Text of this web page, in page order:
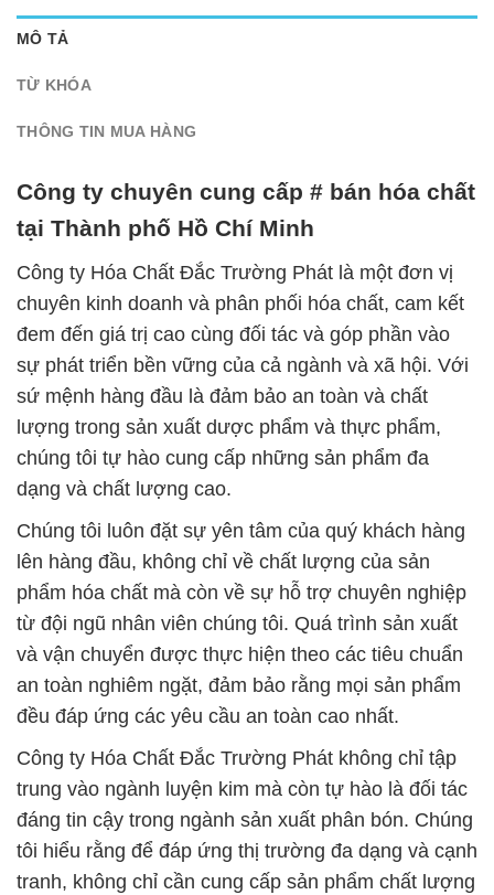
MÔ TẢ
TỪ KHÓA
THÔNG TIN MUA HÀNG
Công ty chuyên cung cấp # bán hóa chất
tại Thành phố Hồ Chí Minh
Công ty Hóa Chất Đắc Trường Phát là một đơn vị
chuyên kinh doanh và phân phối hóa chất, cam kết
đem đến giá trị cao cùng đối tác và góp phần vào
sự phát triển bền vững của cả ngành và xã hội. Với
sứ mệnh hàng đầu là đảm bảo an toàn và chất
lượng trong sản xuất dược phẩm và thực phẩm,
chúng tôi tự hào cung cấp những sản phẩm đa
dạng và chất lượng cao.
Chúng tôi luôn đặt sự yên tâm của quý khách hàng
lên hàng đầu, không chỉ về chất lượng của sản
phẩm hóa chất mà còn về sự hỗ trợ chuyên nghiệp
từ đội ngũ nhân viên chúng tôi. Quá trình sản xuất
và vận chuyển được thực hiện theo các tiêu chuẩn
an toàn nghiêm ngặt, đảm bảo rằng mọi sản phẩm
đều đáp ứng các yêu cầu an toàn cao nhất.
Công ty Hóa Chất Đắc Trường Phát không chỉ tập
trung vào ngành luyện kim mà còn tự hào là đối tác
đáng tin cậy trong ngành sản xuất phân bón. Chúng
tôi hiểu rằng để đáp ứng thị trường đa dạng và cạnh
tranh, không chỉ cần cung cấp sản phẩm chất lượng